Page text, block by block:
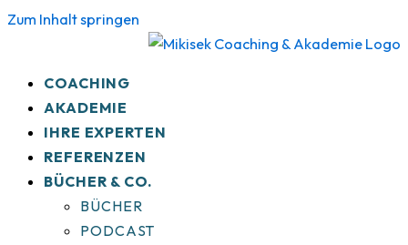
Zum Inhalt springen
COACHING
AKADEMIE
IHRE EXPERTEN
REFERENZEN
BÜCHER & CO.
BÜCHER
PODCAST